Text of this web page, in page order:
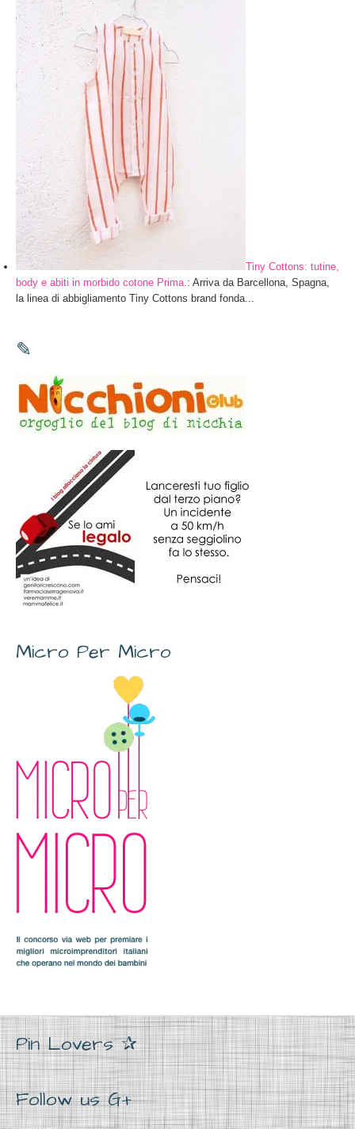
Tiny Cottons: tutine,
body e abiti in morbido cotone Prima.: Arriva da Barcellona, Spagna,
la linea di abbigliamento Tiny Cottons brand fonda...
✎
Micro Per Micro
Pin Lovers ✰
Follow us G+